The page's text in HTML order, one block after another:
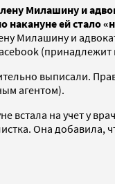
Милашину и
ей стало
Милашину и
выписали.
агентом).
встала на учет у
Она добавила,